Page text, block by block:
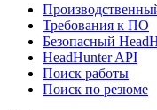
Требования к ПО
Безопасный
HeadHunter API
Поиск работы
Поиск по резюме